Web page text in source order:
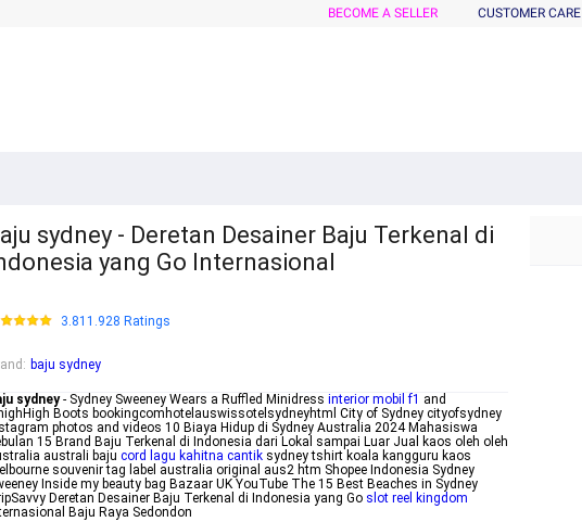
BECOME A SELLER CUSTOMER CARE
sydney - Deretan Desainer Baju Terkenal di
yang Go Internasional
3.811.928 Ratings
: baju sydney
sydney- Sydney Sweeney Wears a Ruffled Minidress interior mobil f1 and
Boots bookingcomhotelauswissotelsydneyhtml City of Sydney cityofsydney
photos and videos 10 Biaya Hidup di Sydney Australia 2024 Mahasiswa
15 Brand Baju Terkenal di Indonesia dari Lokal sampai Luar Jual kaos oleh oleh
australi baju cord lagu kahitna cantik sydney tshirt koala kangguru kaos
souvenir tag label australia original aus2 htm Shopee Indonesia Sydney
Inside my beauty bag Bazaar UK YouTube The 15 Best Beaches in Sydney
Deretan Desainer Baju Terkenal di Indonesia yang Go slot reel kingdom
Baju Raya Sedondon